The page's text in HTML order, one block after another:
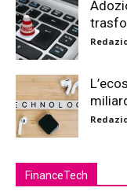
FinanceTech